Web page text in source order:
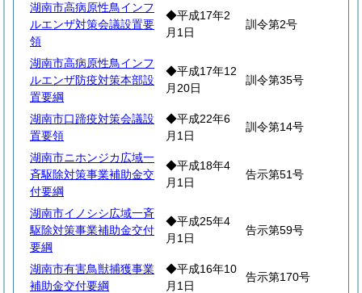
湖南市高病原性鳥インフ
ルエンザ対策会議設置要
領
◆平成17年2
月1日
訓令第2号
湖南市高病原性鳥インフ
ルエンザ防疫対策本部設
置要綱
◆平成17年12
月20日
訓令第35号
湖南市口蹄疫対策会議設
置要領
◆平成22年6
月1日
訓令第14号
湖南市ニホンジカ広域一
斉駆除対策事業補助金交
付要綱
◆平成18年4
月1日
告示第51号
湖南市イノシシ広域一斉
駆除対策事業補助金交付
要綱
◆平成25年4
月1日
告示第59号
湖南市有害鳥獣捕獲事業
補助金交付要綱
◆平成16年10
月1日
告示第170号